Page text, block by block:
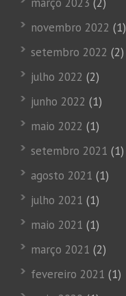
novembro 2022 (1)
setembro 2022 (2)
julho 2022 (2)
junho 2022 (1)
maio 2022 (1)
setembro 2021 (1)
agosto 2021 (1)
julho 2021 (1)
maio 2021 (1)
março 2021 (2)
fevereiro 2021 (1)